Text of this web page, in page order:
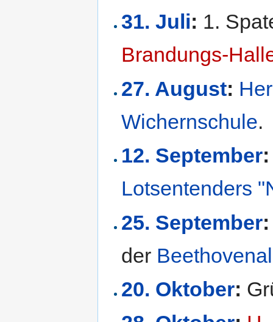
31. Juli: 1.
Brandungs-
27. August:
Wichernschule.
12. September:
Lotsentenders
25. September:
der
20. Oktober: